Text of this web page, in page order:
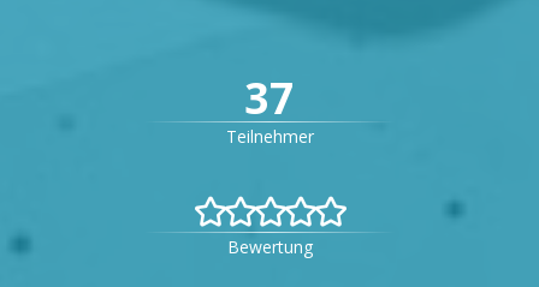
37
Teilnehmer


Bewertung